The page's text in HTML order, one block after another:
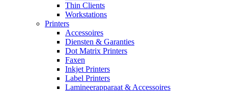
Thin Clients
Workstations
Printers
Accessoires
Diensten & Garanties
Dot Matrix Printers
Faxen
Inkjet Printers
Label Printers
Lamineerapparaat & Accessoires